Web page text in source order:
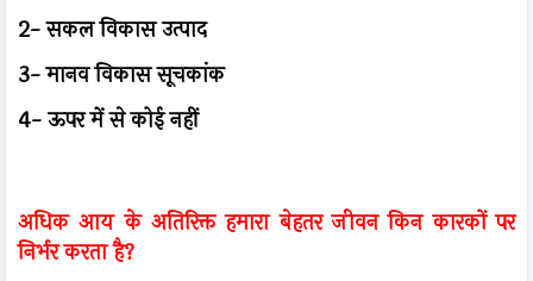
2- सकल विकास उत्पाद
3- मानव विकास सूचकांक
4- ऊपर में से कोई नहीं
अधिक आय के अतिरिक्त हमारा बेहतर जीवन किन कारकों पर
निर्भर करता है?